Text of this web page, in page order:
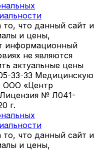
что данный сайт и
и цены,
информационный
не являются
актуальные цены
33-33 Медицинскую
ООО «Центр
№ Л041-
г.
что данный сайт и
и цены,